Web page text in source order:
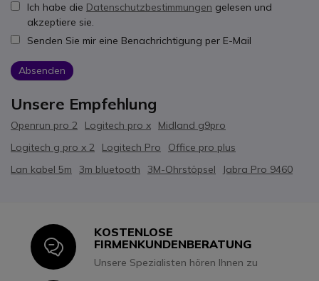
Ich habe die Datenschutzbestimmungen gelesen und
akzeptiere sie.
Senden Sie mir eine Benachrichtigung per E-Mail
Absenden
Unsere Empfehlung
Openrun pro 2 Logitech pro x
Midland g9pro
Logitech g pro x 2
Logitech Pro
Office pro plus
Lan kabel 5m
3m bluetooth 3M-Ohrstöpsel Jabra Pro 9460
Icon
KOSTENLOSE
FIRMENKUNDENBERATUNG
Unsere Spezialisten hören Ihnen zu